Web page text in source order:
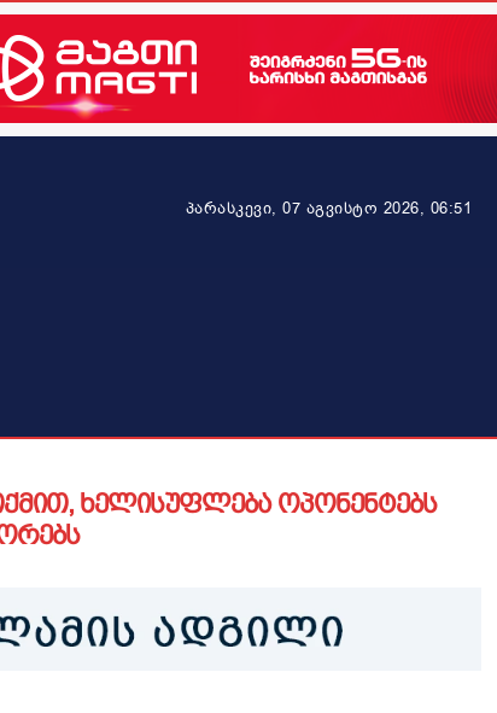
პარასკევი, 07 აგვისტო 2026, 06:51
ხელისუფლება ოპონენტებს